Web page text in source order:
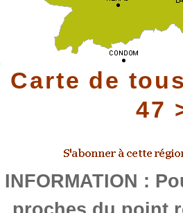
Carte de
47
INFORMATION :